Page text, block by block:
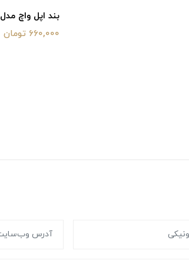
بند اپل واچ مدل ۳ نگین الماس BA1353
660,000 تومان